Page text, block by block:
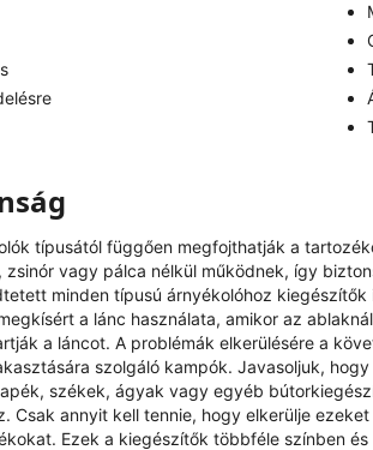
típusától függően megfojthatják a
vagy pálca nélkül működnek, így
minden típusú árnyékolóhoz
a lánc használata, amikor az
a láncot. A problémák elkerülésére a
szolgáló kampók. Javasoljuk,
székek, ágyak vagy egyéb
Csak annyit kell tennie, hogy elkerülje
Ezek a kiegészítők többféle színben